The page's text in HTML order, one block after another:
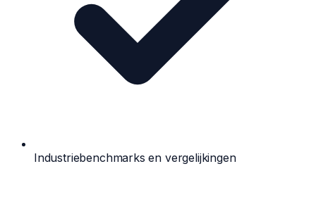
Industriebenchmarks en vergelijkingen